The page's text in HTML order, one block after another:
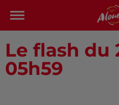
Le flash du
05h59